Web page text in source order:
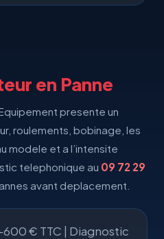
en Panne
presente un
roulements, bobinage, les
modele et a l’intensite
telephonique au 09 72 29
avant deplacement.
€ TTC | Diagnostic